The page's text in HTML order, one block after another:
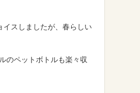
イスしましたが、春らしい
のペットボトルも楽々収